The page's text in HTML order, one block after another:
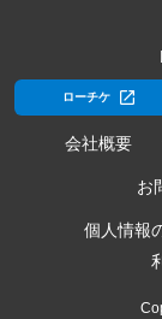
ローチケ
会社概要
お
個人情報